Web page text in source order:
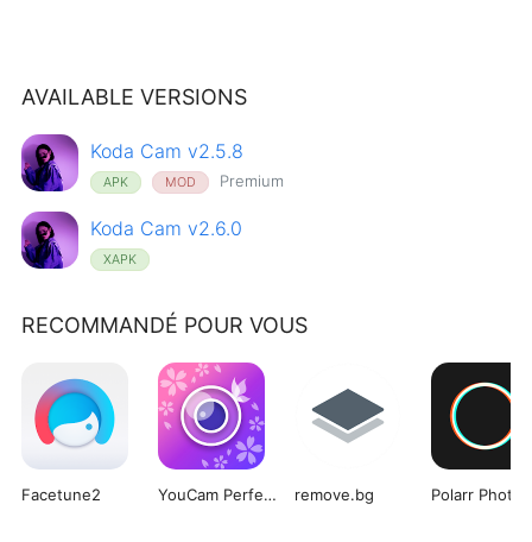
AVAILABLE VERSIONS
Koda Cam v2.5.8
APK MOD Premium
Koda Cam v2.6.0
XAPK
RECOMMANDÉ POUR VOUS
Facetune2 YouCam Perfect remove.bg